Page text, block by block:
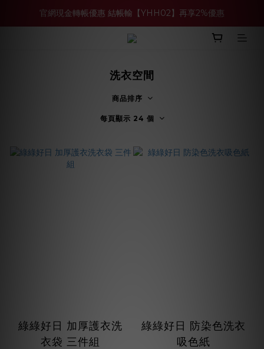
買多件家電找強老闆，比百貨公司更划算 >>
官網現金轉帳優惠 結帳輸【YHH02】再享2%優惠
買多件家電找強老闆，比百貨公司更划算 >>
洗衣空間
商品排序
每頁顯示 24 個
綠綠好日 加厚護衣洗
衣袋 三件組
綠綠好日 防染色洗衣
吸色紙